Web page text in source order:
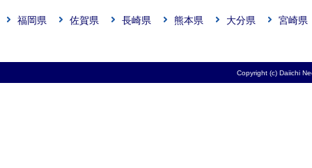
福岡県 佐賀県 長崎県 熊本県 大分県 宮崎県
Copyright (c) Daiichi